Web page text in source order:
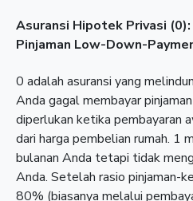
Asuransi Hipotek Privasi
Pinjaman Low-Down-
0 adalah asuransi yang
Anda gagal membayar
diperlukan ketika pembayaran
dari harga pembelian rumah. 1
bulanan Anda tetapi tidak
Anda. Setelah rasio pinjaman-
80% (biasanya melalui